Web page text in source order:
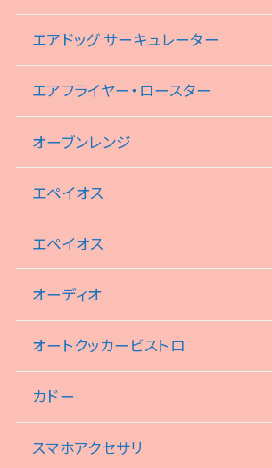
エアドッグ サーキュレーター
エアフライヤー・ロースター
オーブンレンジ
エペイオス
エペイオス
オーディオ
オートクッカービストロ
カドー
スマホアクセサリ